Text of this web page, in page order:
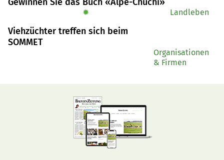
✹ Landleben
Viehzüchter treffen sich beim
SOMMET
Organisationen
& Firmen